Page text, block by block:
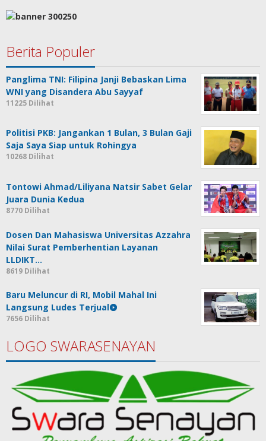
Berita Populer
Panglima TNI: Filipina Janji Bebaskan Lima
WNI yang Disandera Abu Sayyaf
11225 Dilihat
Politisi PKB: Jangankan 1 Bulan, 3 Bulan Gaji
Saja Saya Siap untuk Rohingya
10268 Dilihat
Tontowi Ahmad/Liliyana Natsir Sabet Gelar
Juara Dunia Kedua
8770 Dilihat
Dosen Dan Mahasiswa Universitas Azzahra
Nilai Surat Pemberhentian Layanan
LLDIKT…
8619 Dilihat
Baru Meluncur di RI, Mobil Mahal Ini
Langsung Ludes Terjual
7656 Dilihat
LOGO SWARASENAYAN